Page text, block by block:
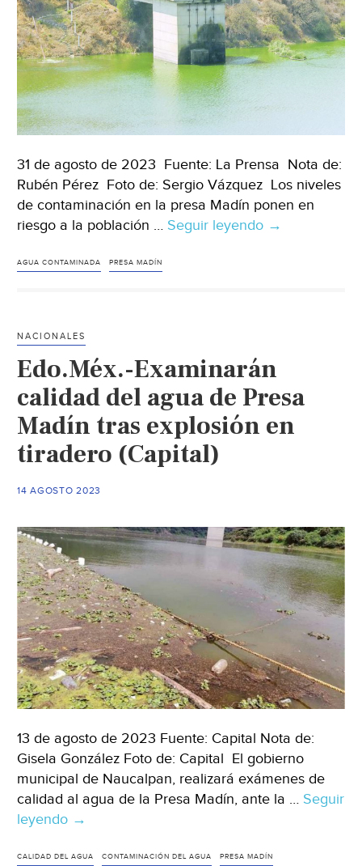
31 de agosto de 2023 Fuente: La Prensa Nota de:
Rubén Pérez Foto de: Sergio Vázquez Los niveles
de contaminación en la presa Madín ponen en
riesgo a la población … Seguir leyendo Edo.Méx
agua
pescado
de
→
AGUA CONTAMINADA PRESA MADÍN
NACIONALES
Edo.Méx.-Examinarán
calidad del agua de Presa
Madín tras explosión en
tiradero (Capital)
14 AGOSTO 2023
13 de agosto de 2023 Fuente: Capital Nota de:
Gisela González Foto de: Capital El gobierno
municipal de Naucalpan, realizará exámenes de
calidad al agua de la Presa Madín, ante la … Seguir
leyendo Edo.Méx.-
calidad
→
CALIDAD DEL AGUA CONTAMINACIÓN DEL AGUA PRESA MADÍN